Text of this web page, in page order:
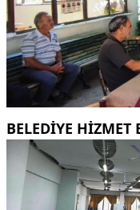
BELEDİYE